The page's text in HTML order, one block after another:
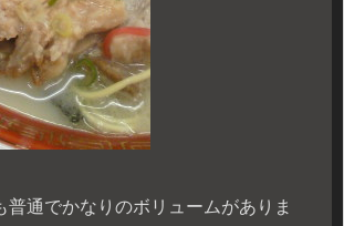
普通でかなりのボリュームがありま